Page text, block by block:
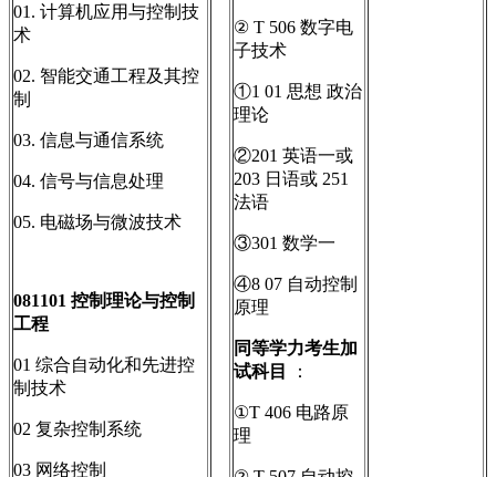
01. 计算机应用与控制技
术
02. 智能交通工程及其控
制
03. 信息与通信系统
04. 信号与信息处理
05. 电磁场与微波技术
081101 控制理论与控制
工程
01 综合自动化和先进控
制技术
02 复杂控制系统
03 网络控制
② T 506 数字电
子技术
①1 01 思想 政治
理论
②201 英语一或
203 日语或 251
法语
③301 数学一
④8 07 自动控制
原理
同等学力考生加
试科目
：
①T 406 电路原
理